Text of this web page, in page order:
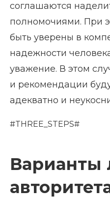
соглашаются
полномочиями. При
быть уверены в
надежности
уважение. В этом
и рекомендации
адекватно и
#THREE_STEPS#
Варианты